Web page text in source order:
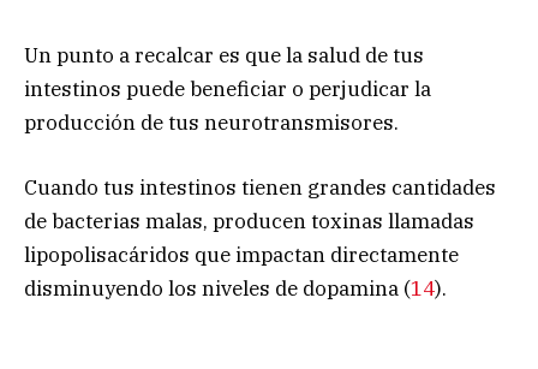
Un punto a recalcar es que la salud de tus
intestinos puede beneficiar o perjudicar la
producción de tus neurotransmisores.
Cuando tus intestinos tienen grandes cantidades
de bacterias malas, producen toxinas llamadas
lipopolisacáridos que impactan directamente
disminuyendo los niveles de dopamina (14).